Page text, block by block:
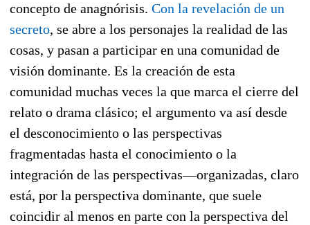
concepto de anagnórisis. Con la revelación de un
secreto, se abre a los personajes la realidad de las
cosas, y pasan a participar en una comunidad de
visión dominante. Es la creación de esta
comunidad muchas veces la que marca el cierre del
relato o drama clásico; el argumento va así desde
el desconocimiento o las perspectivas
fragmentadas hasta el conocimiento o la
integración de las perspectivas—organizadas, claro
está, por la perspectiva dominante, que suele
coincidir al menos en parte con la perspectiva del